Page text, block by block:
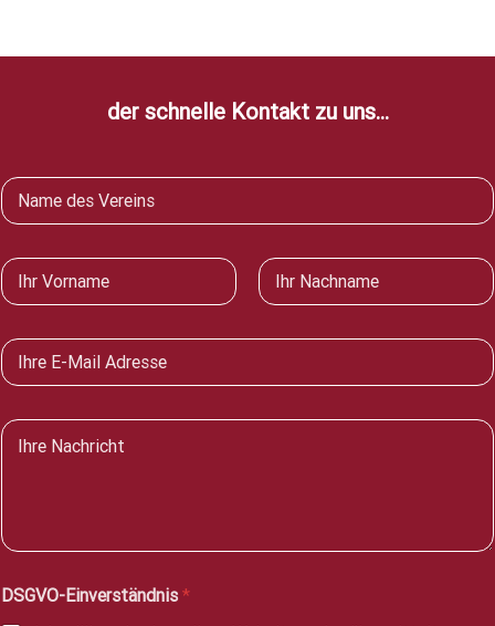
der schnelle Kontakt zu uns...
V
e
i
n
N
a
m
*
E
-
M
iN
i
c
t
DSGVO-Einverständnis *